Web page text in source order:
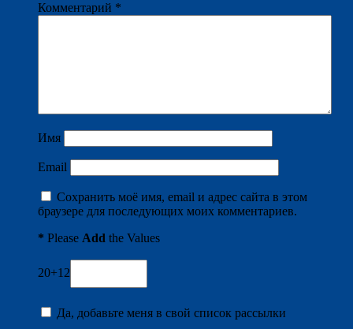
Комментарий *
Имя
Email
Сохранить моё имя, email и адрес сайта в этом
браузере для последующих моих комментариев.
* Please Add the Values
20+12
Да, добавьте меня в свой список рассылки